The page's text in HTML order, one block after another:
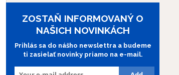
ZOSTAŇ INFORMOVANÝ O
NAŠICH NOVINKÁCH
Prihlás sa do nášho newslettra a budeme
ti zasielať novinky priamo na e-mail.